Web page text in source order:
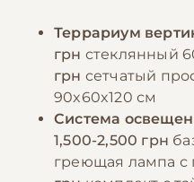
поения - хамелеоны
источников воды,
организовать
регулярное
растений.
разное время дня и
террариума, что
поведение охоты.
размером добычи -
насекомые могут
хамелеона. В
включать мелких
Террариум
грн стеклянный
грн сетчатый
90x60x120 см
Система
1,500-2,500 грн
греющая лампа с